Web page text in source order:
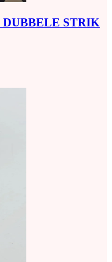
STRIK